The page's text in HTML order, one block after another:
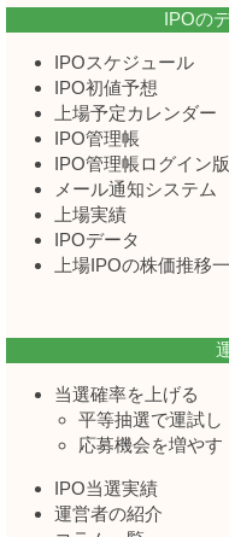
IPOの
IPOスケジュール
IPO初値予想
上場予定カレンダー
IPO管理帳
IPO管理帳ログイン版
メール通知システム
上場実績
IPOデータ
上場IPOの株価推移
当選確率を上げる
平等抽選で運試し
応募機会を増やす
IPO当選実績
運営者の紹介